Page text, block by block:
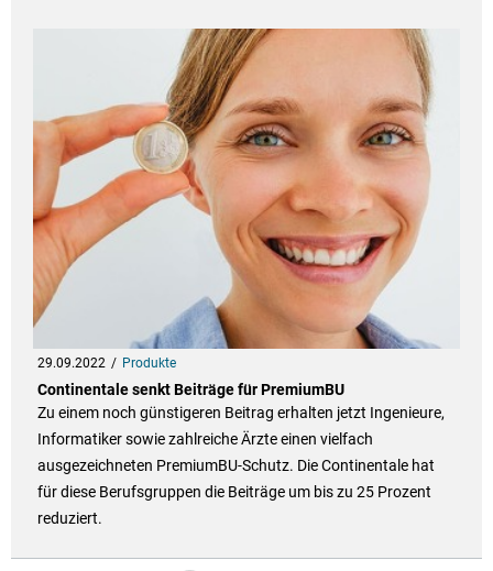
29.09.2022 Produkte
Continentale senkt Beiträge für PremiumBU
Zu einem noch günstigeren Beitrag erhalten jetzt Ingenieure,
Informatiker sowie zahlreiche Ärzte einen vielfach
ausgezeichneten PremiumBU-Schutz. Die Continentale hat
für diese Berufsgruppen die Beiträge um bis zu 25 Prozent
reduziert.